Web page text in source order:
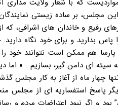
این مجلس، بر ساده زیستی
رفیع و خاندان های اشرافی،
پاس بدارید و برای خود نگاه
هم ممکن است نتوانند خود
سیئه ای دامن گیر، بسازیم . »
پاسخ استفساریه ای از مجلس